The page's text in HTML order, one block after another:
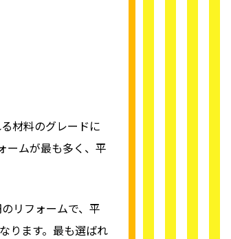
材料のグレードに
ームが最も多く、平
リフォームで、平
ります。最も選ばれ